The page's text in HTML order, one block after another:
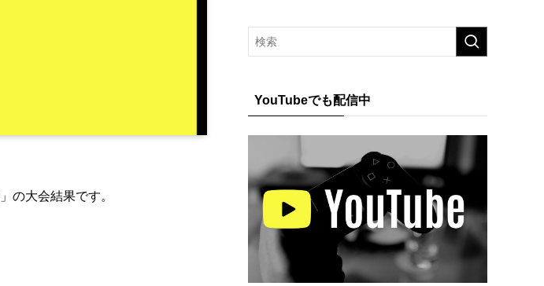
」の大会結果です。
YouTubeでも配信中